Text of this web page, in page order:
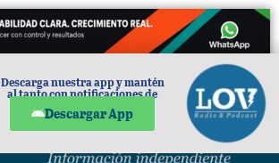
PUBLICIDAD
Descarga nuestra app y mantén
al tanto con notificaciones de
Descargar App